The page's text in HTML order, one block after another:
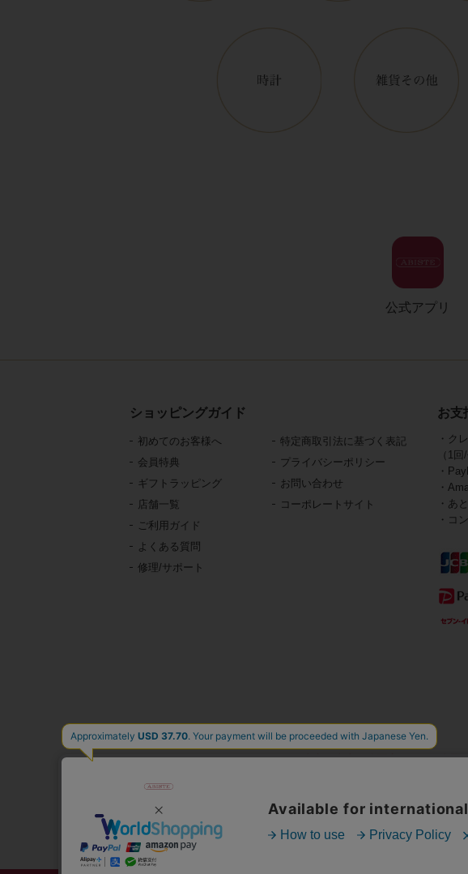
公式アプリ
ショッピングガイド
初めてのお客様へ
会員特典
ギフトラッピング
店舗一覧
ご利用ガイド
よくある質問
修理/サポート
特定商取引法に基づく表記
プライバシーポリシー
お問い合わせ
コーポレートサイト
お支
・ク
（1
・
・
・あ
・コ
東京・青山の路面店をはじめ全国
人気ランキングやテレビな
無料のギフトラッ
夢やと